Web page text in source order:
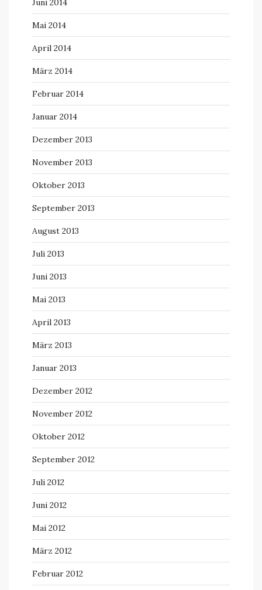
Mai 2014
April 2014
März 2014
Februar 2014
Januar 2014
Dezember 2013
November 2013
Oktober 2013
September 2013
August 2013
Juli 2013
Juni 2013
Mai 2013
April 2013
März 2013
Januar 2013
Dezember 2012
November 2012
Oktober 2012
September 2012
Juli 2012
Juni 2012
Mai 2012
März 2012
Februar 2012